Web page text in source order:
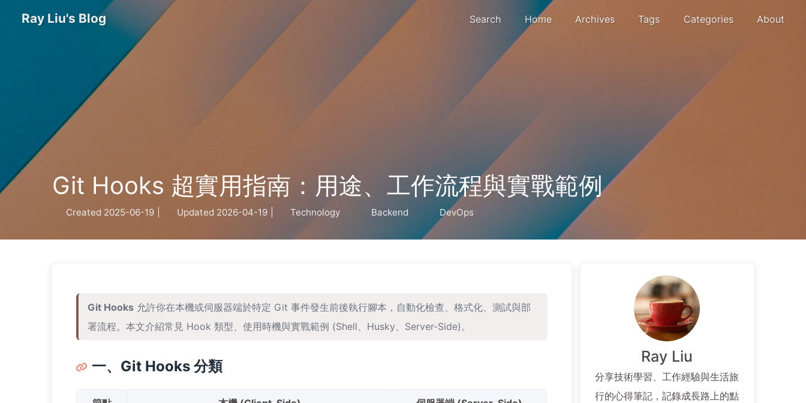
Ray Liu's Blog Search Home Archives Tags Categories About
Git Hooks 超實用指南：用途、工作流程與實戰範例
Created 2025-06-19 Updated 2026-04-19 Technology Backend DevOps
Git Hooks 允許你在本機或伺服器端於特定 Git 事件發生前後執行腳本，自動化檢查、格式化、測試與部
署流程。本文介紹常見 Hook 類型、使用時機與實戰範例 (Shell、Husky、Server-Side)。
一、Git Hooks 分類
Ray Liu
分享技術學習、工作經驗與生活旅
行的心得筆記，記錄成長路上的點